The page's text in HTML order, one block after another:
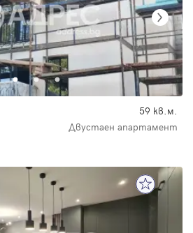
59 кв.м.
Двустаен апартамент